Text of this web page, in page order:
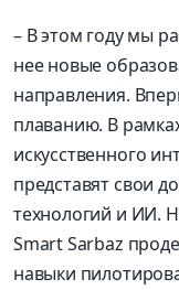
– В этом году мы
нее новые
направления.
плаванию. В
искусственного
представят свои
технологий и ИИ.
Smart Sarbaz
навыки